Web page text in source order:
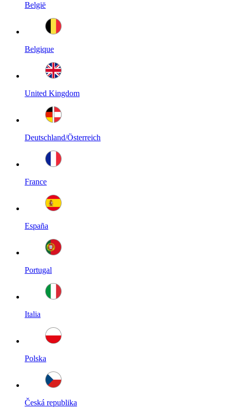
België
Belgique
United Kingdom
Deutschland/Österreich
France
España
Portugal
Italia
Polska
Česká republika